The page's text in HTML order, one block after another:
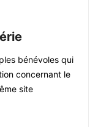
bénévoles qui
concernant le
site